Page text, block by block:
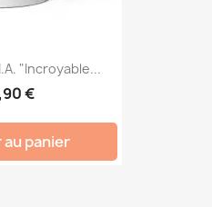
"Incroyable...
€
panier